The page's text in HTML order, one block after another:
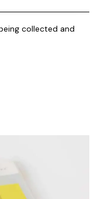
collected and